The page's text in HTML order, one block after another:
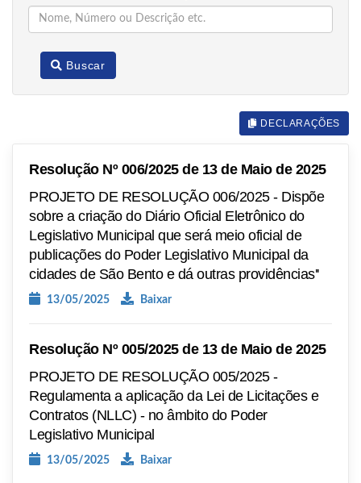
Buscar
DECLARAÇÕES
Resolução Nº 006/2025 de 13 de Maio de 2025
PROJETO DE RESOLUÇÃO 006/2025 - Dispõe
sobre a criação do Diário Oficial Eletrônico do
Legislativo Municipal que será meio oficial de
publicações do Poder Legislativo Municipal da
cidades de São Bento e dá outras providências''
13/05/2025 Baixar
Resolução Nº 005/2025 de 13 de Maio de 2025
PROJETO DE RESOLUÇÃO 005/2025 -
Regulamenta a aplicação da Lei de Licitações e
Contratos (NLLC) - no âmbito do Poder
Legislativo Municipal
13/05/2025 Baixar